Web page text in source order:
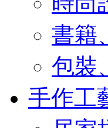
書籍
包裝
手作工